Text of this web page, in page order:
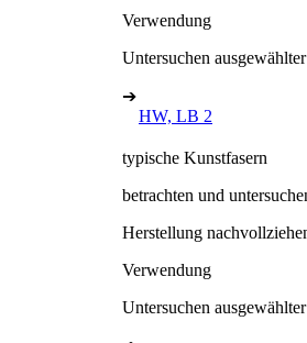
Verwendung
Untersuchen
➔
HW, LB 2
typische Kunstfasern
betrachten und
Herstellung
Verwendung
Untersuchen